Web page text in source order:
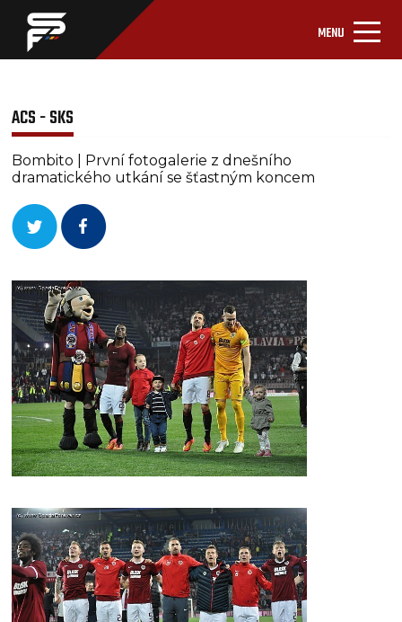
MENU
ACS - SKS
Bombito | První fotogalerie z dnešního
dramatického utkání se šťastným koncem